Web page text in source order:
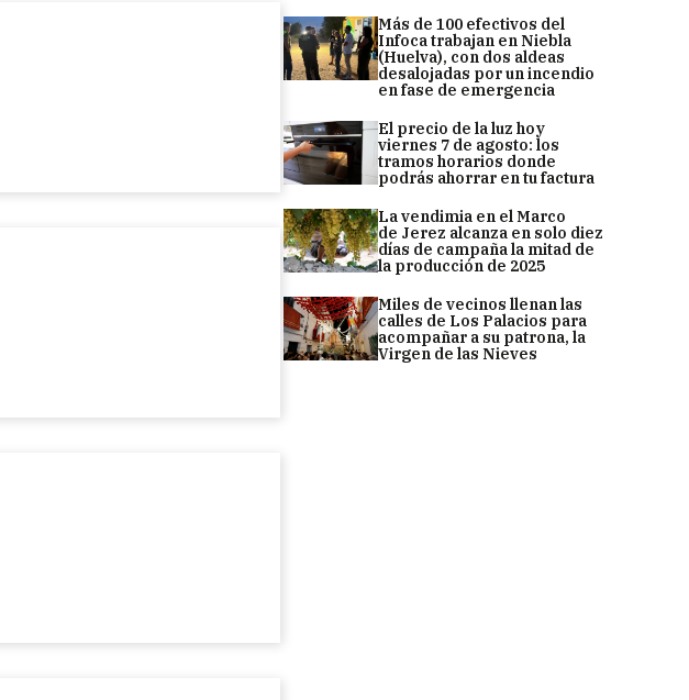
Más de 100 efectivos del
Infoca trabajan en Niebla
(Huelva), con dos aldeas
desalojadas por un incendio
en fase de emergencia
El precio de la luz hoy
viernes 7 de agosto: los
tramos horarios donde
podrás ahorrar en tu factura
La vendimia en el Marco
de Jerez alcanza en solo diez
días de campaña la mitad de
la producción de 2025
Miles de vecinos llenan las
calles de Los Palacios para
acompañar a su patrona, la
Virgen de las Nieves